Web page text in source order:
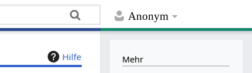
Anonym
Hilfe
Mehr